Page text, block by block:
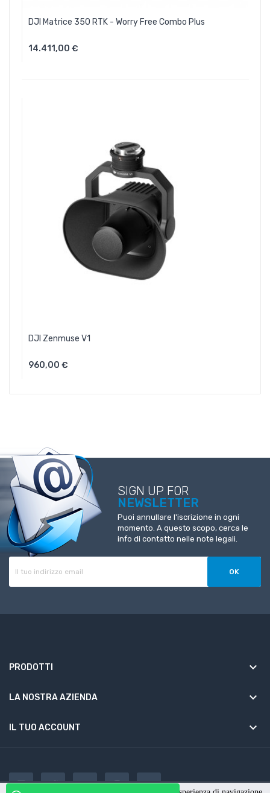
DJI Matrice 350 RTK - Worry Free Combo Plus
14.411,00 €
Aggiungi Al Carrello
DJI Zenmuse V1
960,00 €Aggiungi Al Carrello
SIGN UP FOR
NEWSLETTER
Puoi annullare l'iscrizione in ogni
momento. A questo scopo, cerca le
info di contatto nelle note legali.
PRODOTTI keyboard_arrow_down
LA NOSTRA AZIENDA keyboard_arrow_down
IL TUO ACCOUNT 